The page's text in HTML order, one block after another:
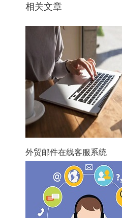
相关文章
外贸邮件在线客服系统